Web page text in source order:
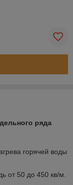
ряда
горячей воды
от 50 до 450 кв/м.